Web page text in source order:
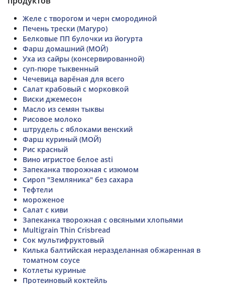
Желе с творогом и черн смородиной
Печень трески (Магуро)
Белковые ПП булочки из йогурта
Фарш домашний (МОЙ)
Уха из сайры (консервированной)
суп-пюре тыквенный
Чечевица варёная для всего
Салат крабовый с морковкой
Виски джемесон
Масло из семян тыквы
Рисовое молоко
штрудель с яблоками венский
Фарш куриный (МОЙ)
Рис красный
Вино игристое белое asti
Запеканка творожная с изюмом
Сироп "Земляника" без сахара
Тефтели
мороженое
Салат с киви
Запеканка творожная с овсяными хлопьями
Multigrain Thin Crisbread
Сок мультифруктовый
Килька балтийская неразделанная обжаренная в
томатном соусе
Котлеты куриные
Протеиновый коктейль